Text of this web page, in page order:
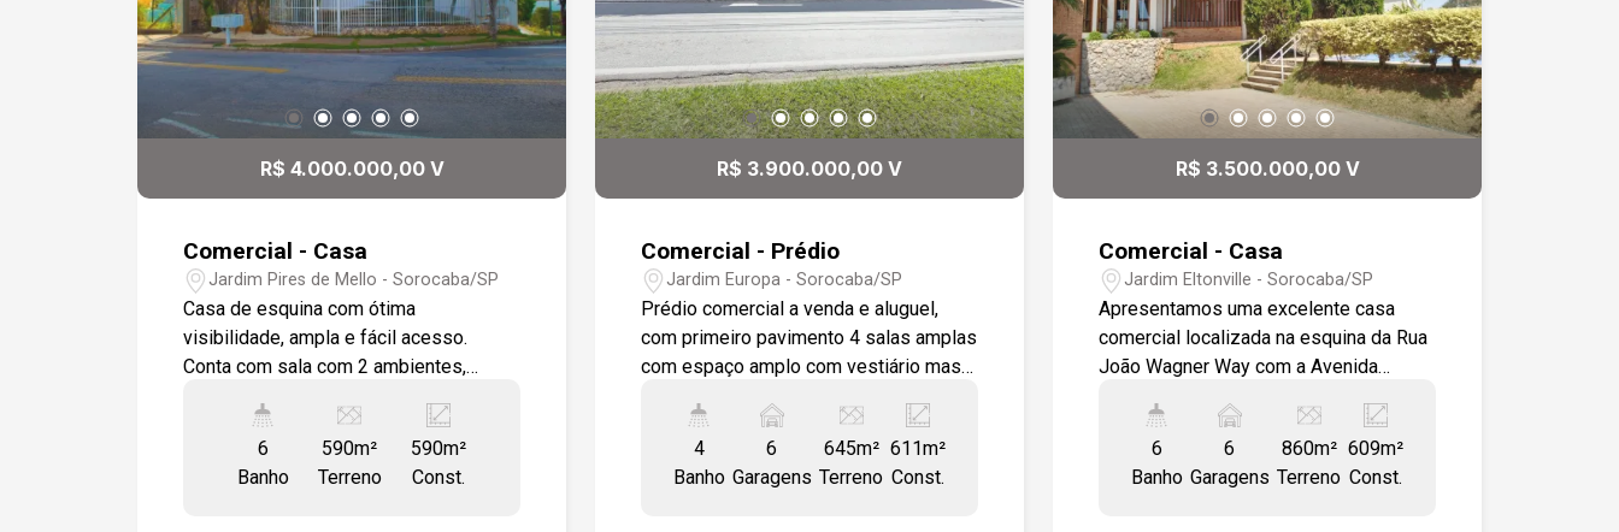
R$ 4.000.000,00 V
Comercial - Casa
Jardim Pires de Mello - Sorocaba/SP
Casa de esquina com ótima
visibilidade, ampla e fácil acesso.
Conta com sala com 2 ambientes,
planejados e varanda, 5 dormitórios
com varanda, sendo 4 suítes, banheiros
com banheira, armários embutido e com
6
Banho
590m²
Terreno
590m²
Const.
R$ 3.900.000,00 V
Comercial - Prédio
Jardim Europa - Sorocaba/SP
Prédio comercial a venda e aluguel,
com primeiro pavimento 4 salas amplas
com espaço amplo com vestiário masc
pavimento com 4 salas amplas , hall
entre as salas e vestiário masc e femin.
imóvel todo em piso cerâmico,
4
Banho
6
Garagens
645m²
Terreno
611m²
Const.
R$ 3.500.000,00 V
Comercial - Casa
Jardim Eltonville - Sorocaba/SP
Apresentamos uma excelente casa
comercial localizada na esquina da Rua
João Wagner Way com a Avenida
diversos ambientes que atendem a
múltiplas necessidades. No térreo,
você encontrará um hall de entrada, uma
6
Banho
6
Garagens
860m²
Terreno
609m²
Const.